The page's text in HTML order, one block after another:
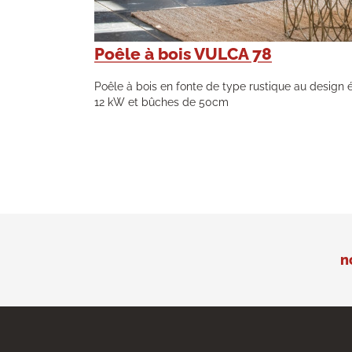
Poêle à bois VULCA 78
Poêle à bois en fonte de type rustique au design
12 kW et bûches de 50cm